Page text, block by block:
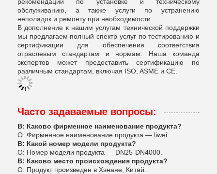
обслуживанию, а также услуги по устранению
неполадок и ремонту при необходимости.
В дополнение к нашим услугам технической поддержки
мы предлагаем полный спектр услуг по тестированию и
сертификации для обеспечения соответствия
отраслевым стандартам и нормам. Наша команда
экспертов может предоставить сертификацию по
различным стандартам, включая ISO, ASME и CE.
Часто задаваемые вопросы:
В: Каково фирменное наименование продукта?
О: Фирменное наименование продукта — liwei.
В: Какой номер модели продукта?
О: Номер модели продукта — DN25-DN4000.
В: Каково место происхождения продукта?
О: Продукт произведен в Хэнане, Китай.